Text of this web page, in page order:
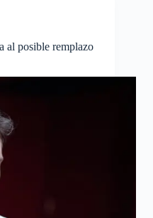
al posible remplazo